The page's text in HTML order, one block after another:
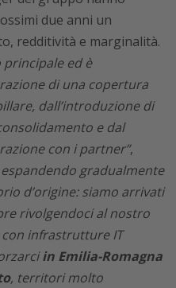
due anni un
redditività e marginalità.
ed è
di una copertura
dall’introduzione di
e dal
con i partner”,
espandendo gradualmente
d’origine: siamo arrivati
rivolgendoci al nostro
infrastrutture IT
in Emilia-Romagna
, territori molto